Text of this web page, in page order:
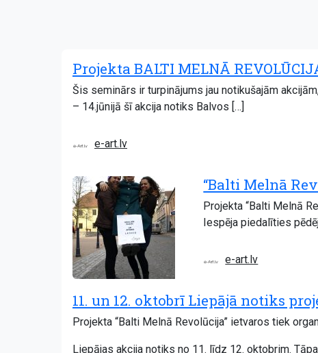
Projekta BALTI MELNĀ
Šis seminārs ir turpinājums jau notikušajām
– 14.jūnijā šī akcija notiks Balvos […]
e-art.lv
“Balti Melnā
Projekta “Balti Melnā
Iespēja piedalīties
e-art.lv
11. un 12. oktobrī Liepājā notiks
Projekta “Balti Melnā Revolūcija” ietvaros tiek
Liepājas akcija notiks no 11. līdz 12. oktobrim.